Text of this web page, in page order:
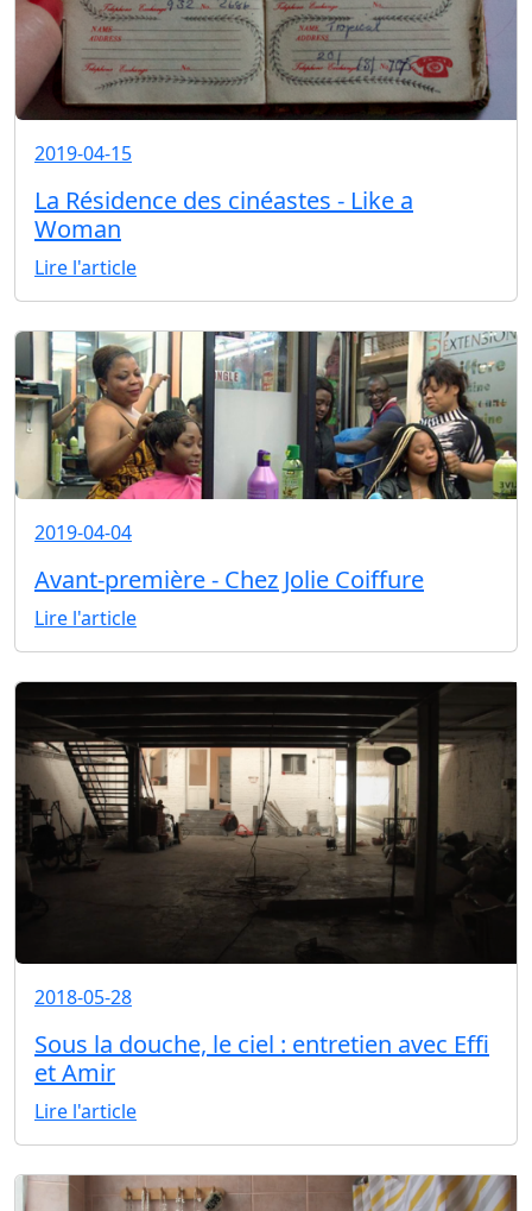
2019-04-15
La Résidence des cinéastes - Like a
Woman
Lire l'article
2019-04-04
Avant-première - Chez Jolie Coiffure
Lire l'article
2018-05-28
Sous la douche, le ciel : entretien avec Effi
et Amir
Lire l'article